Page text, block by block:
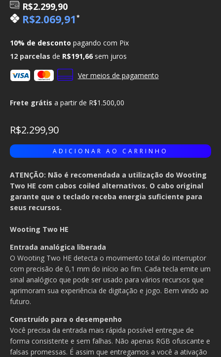
R$2.299,90
R$2.069,91*
10% de desconto pagando com Pix
12 parcelas de R$191,66 sem juros
Ver meios de pagamento
Frete grátis a partir de R$1.500,00
R$2.299,90
ATENÇÃO: Não é recomendada a utilização do Wooting
Two HE com cabos coiled alternativos. O cabo original
garante que o teclado receba energia suficiente para
seus recursos.
Wooting Two HE
Entrada analógica liberada
O Wooting Two HE detecta o movimento total do interruptor
com precisão de 0,1 mm do início ao fim. Cada tecla emite um
sinal analógico que pode ser usado para vários recursos que
aprimoram sua experiência de digitação e jogo. Bem vindo ao
futuro.
Construído para o desempenho
Você precisa da entrada mais rápida possível entregue de
forma consistente e sem falhas. Não apenas RGB ofuscante e
falsas promessas. É assim que entregamos a você a ativação